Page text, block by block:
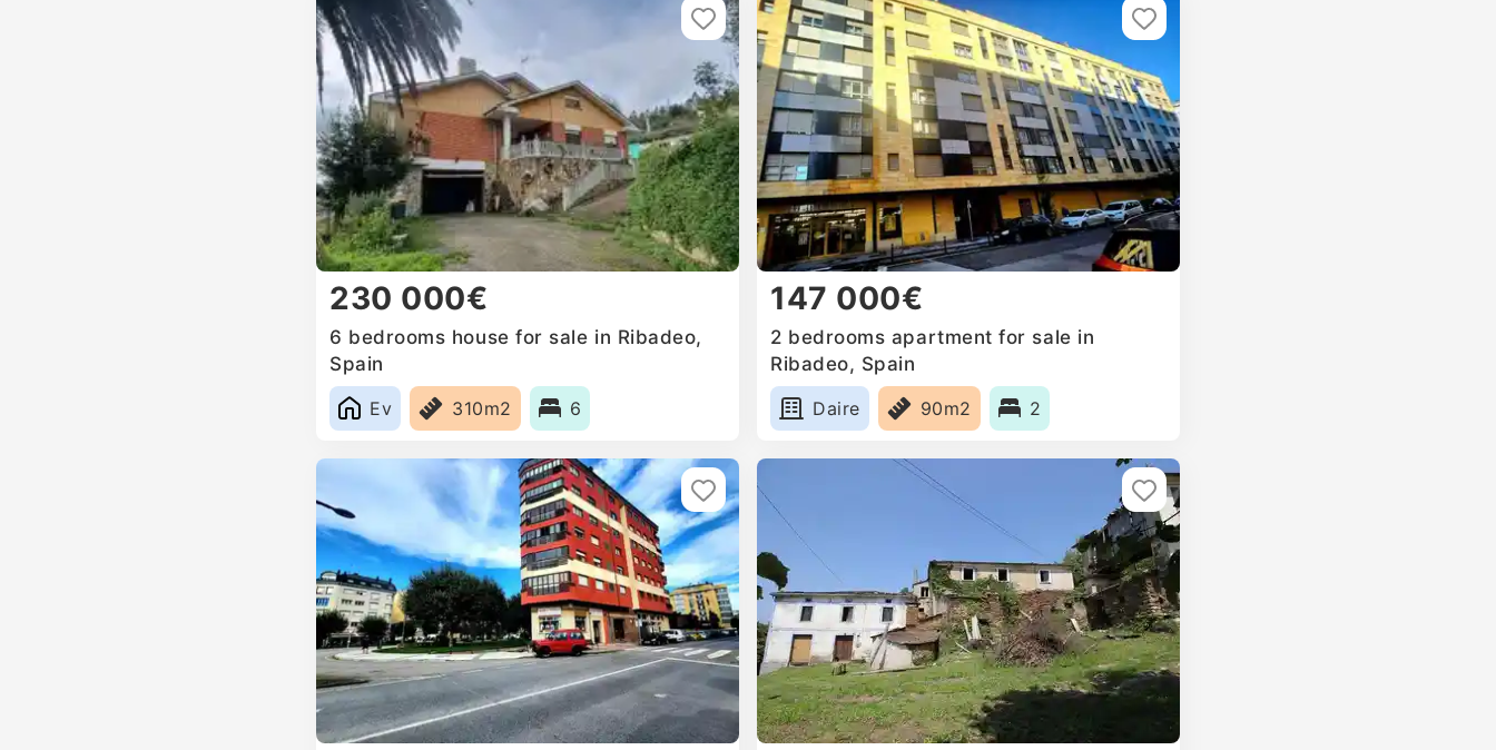
230 000€
6 bedrooms house for sale in Ribadeo,
Spain
Ev
310m2 6
147 000€
2 bedrooms apartment for sale in
Ribadeo, Spain
Daire
90m2 2